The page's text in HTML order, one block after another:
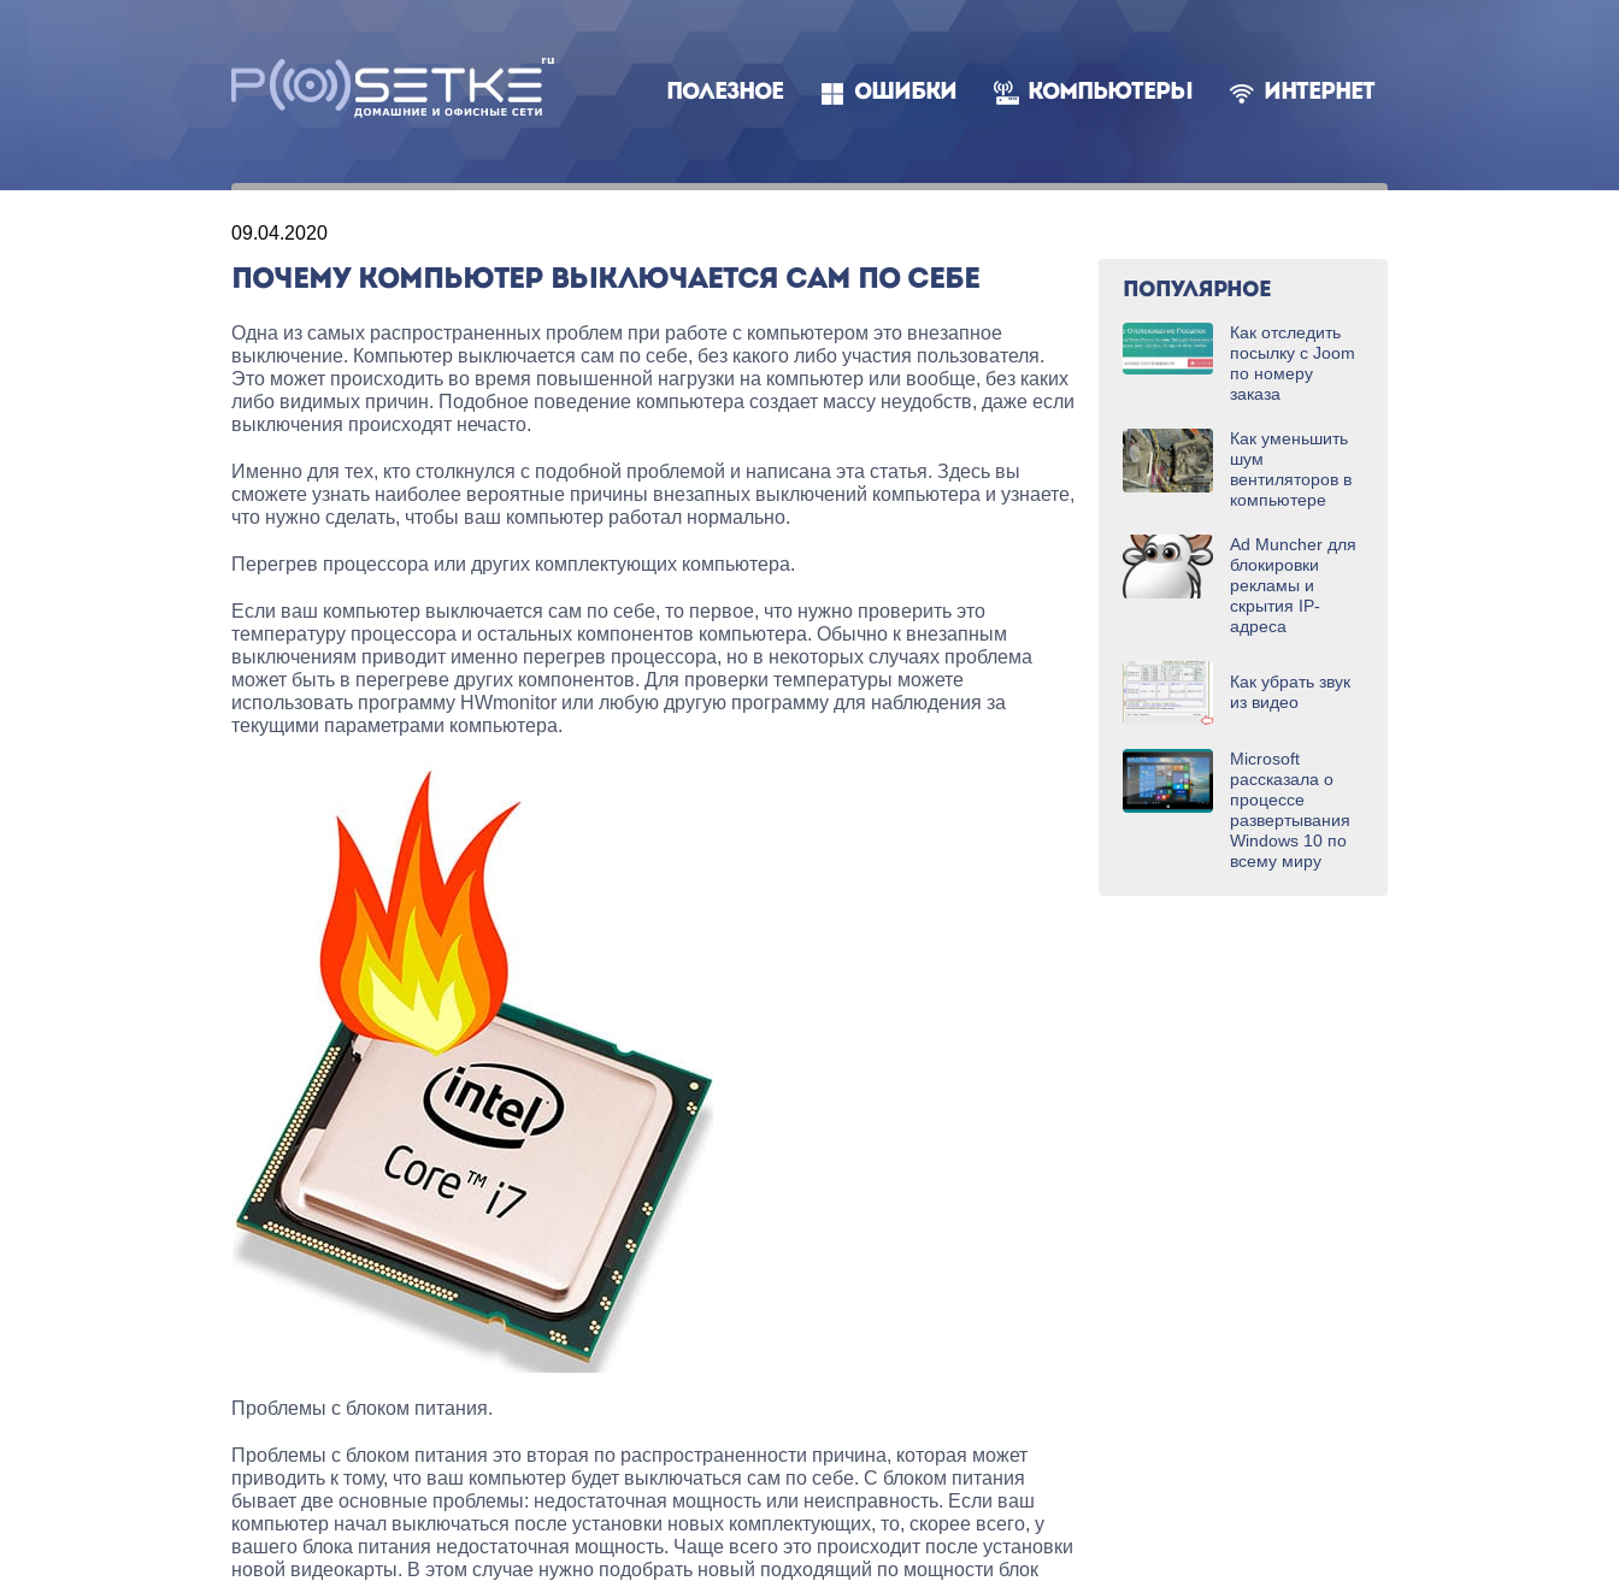
ПОЛЕЗНОЕ ОШИБКИ КОМПЬЮТЕРЫ ИНТЕРНЕТ
09.04.2020
ПОЧЕМУ КОМПЬЮТЕР ВЫКЛЮЧАЕТСЯ САМ ПО СЕБЕ
Одна из самых распространенных проблем при работе с компьютером это внезапное
выключение. Компьютер выключается сам по себе, без какого либо участия пользователя.
Это может происходить во время повышенной нагрузки на компьютер или вообще, без каких
либо видимых причин. Подобное поведение компьютера создает массу неудобств, даже если
выключения происходят нечасто.
Именно для тех, кто столкнулся с подобной проблемой и написана эта статья. Здесь вы
сможете узнать наиболее вероятные причины внезапных выключений компьютера и узнаете,
что нужно сделать, чтобы ваш компьютер работал нормально.
Перегрев процессора или других комплектующих компьютера.
Если ваш компьютер выключается сам по себе, то первое, что нужно проверить это
температуру процессора и остальных компонентов компьютера. Обычно к внезапным
выключениям приводит именно перегрев процессора, но в некоторых случаях проблема
может быть в перегреве других компонентов. Для проверки температуры можете
использовать программу HWmonitor или любую другую программу для наблюдения за
текущими параметрами компьютера.
Проблемы с блоком питания.
Проблемы с блоком питания это вторая по распространенности причина, которая может
приводить к тому, что ваш компьютер будет выключаться сам по себе. С блоком питания
бывает две основные проблемы: недостаточная мощность или неисправность. Если ваш
компьютер начал выключаться после установки новых комплектующих, то, скорее всего, у
вашего блока питания недостаточная мощность. Чаще всего это происходит после установки
новой видеокарты. В этом случае нужно подобрать новый подходящий по мощности блок
ПОПУЛЯРНОЕ
Как отследить
посылку с Joom
по номеру
заказа
Как уменьшить
шум
вентиляторов в
компьютере
Ad Muncher для
блокировки
рекламы и
скрытия IP-
адреса
Как убрать звук
из видео
Microsoft
рассказала о
процессе
развертывания
Windows 10 по
всему миру